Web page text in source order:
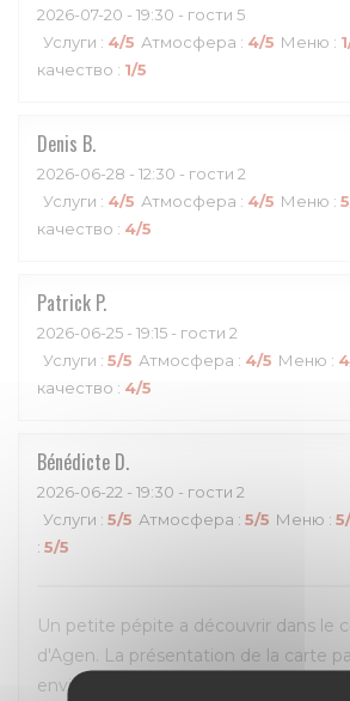
2026-07-20 - 19:30 - гости 5
Услуги : 4/5 Атмосфера : 4/5 Меню : 1
качество : 1/5
Denis B
2026-06-28 - 12:30 - гости 2
Услуги : 4/5 Атмосфера : 4/5 Меню : 5
качество : 4/5
Patrick P
2026-06-25 - 19:15 - гости 2
Услуги : 5/5 Атмосфера : 4/5 Меню : 4
качество : 4/5
Bénédicte D
2026-06-22 - 19:30 - гости 2
Услуги : 5/5 Атмосфера : 5/5 Меню : 5
: 5/5
Un petite pépite a découvrir dans le
d'Agen. La présentation de la carte
envie de tout prendre! Et quand les